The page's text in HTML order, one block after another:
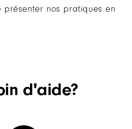
nos pratiques en
d'aide?